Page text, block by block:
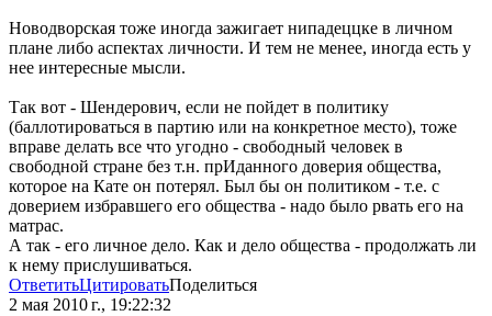
Новодворская тоже иногда зажигает нипадеццке в личном
плане либо аспектах личности. И тем не менее, иногда есть у
нее интересные мысли.
Так вот - Шендерович, если не пойдет в политику
(баллотироваться в партию или на конкретное место), тоже
вправе делать все что угодно - свободный человек в
свободной стране без т.н. прИданного доверия общества,
которое на Кате он потерял. Был бы он политиком - т.е. с
доверием избравшего его общества - надо было рвать его на
матрас.
А так - его личное дело. Как и дело общества - продолжать ли
к нему прислушиваться.
ОтветитьЦитироватьПоделиться
2 мая 2010 г., 19:22:32